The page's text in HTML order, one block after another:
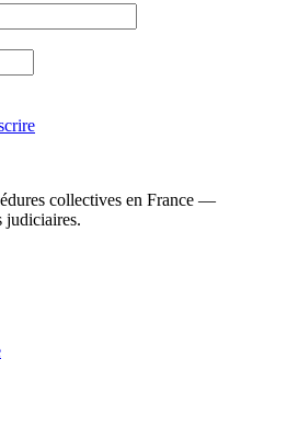
collectives en France —
judiciaires.